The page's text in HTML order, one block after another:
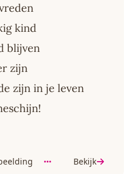
kind
blijven
zijn
zijn in je leven
Bekijk